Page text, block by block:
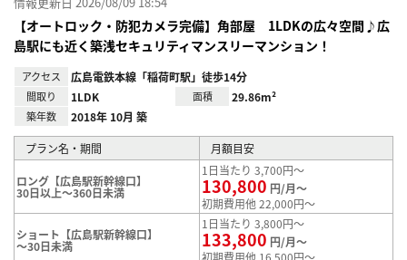
【オートロック・防犯カメラ完備】角部屋 1LDKの広々空間♪広
島駅にも近く築浅セキュリティマンスリーマンション！
アクセス 広島電鉄本線「稲荷町駅」徒歩14分
間取り 1LDK 面積 29.86m²
築年数 2018年 10月 築
プラン名・期間 月額目安
ロング【広島駅新幹線口】
30日以上～360日未満
1日当たり 3,700円～
130,800 円/月～
初期費用他 22,000円～
ショート【広島駅新幹線口】
～30日未満
1日当たり 3,800円～
133,800 円/月～
初期費用他 16,500円～